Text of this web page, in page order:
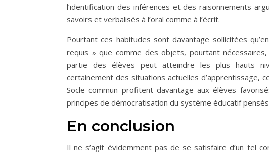
l’identification des inférences et des raisonnements
savoirs et verbalisés à l’oral comme à l’écrit.
Pourtant ces habitudes sont davantage sollicitées
requis » que comme des objets, pourtant
partie des élèves peut atteindre les plus hauts
certainement des situations actuelles d’apprentissage,
Socle commun profitent davantage aux élèves
principes de démocratisation du système éducatif
En conclusion
Il ne s’agit évidemment pas de se satisfaire d’un tel